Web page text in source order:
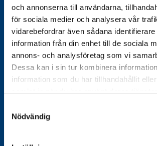
och annonserna till användarna,
för sociala medier och analysera vår
vidarebefordrar även sådana
information från din enhet till de sociala
annons- och analysföretag som vi
Dessa kan i sin tur kombinera
information som du har tillhandahållit
Nödvändig
Beställ vårt nyhetsbrev
Anmäl dig till vårt nyhetsbrev och